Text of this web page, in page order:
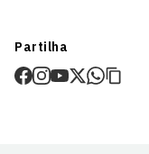
Prazo estimado de
de envio.
Partilha